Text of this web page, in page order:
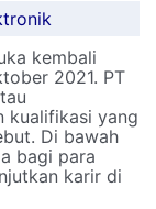
kembali
2021. PT
kualifikasi yang
Di bawah
bagi para
karir di